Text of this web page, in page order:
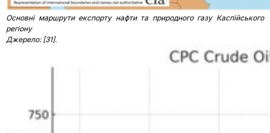
Основні маршрути експорту нафти та природного газу Каспійського
регіону
Джерело: [31].